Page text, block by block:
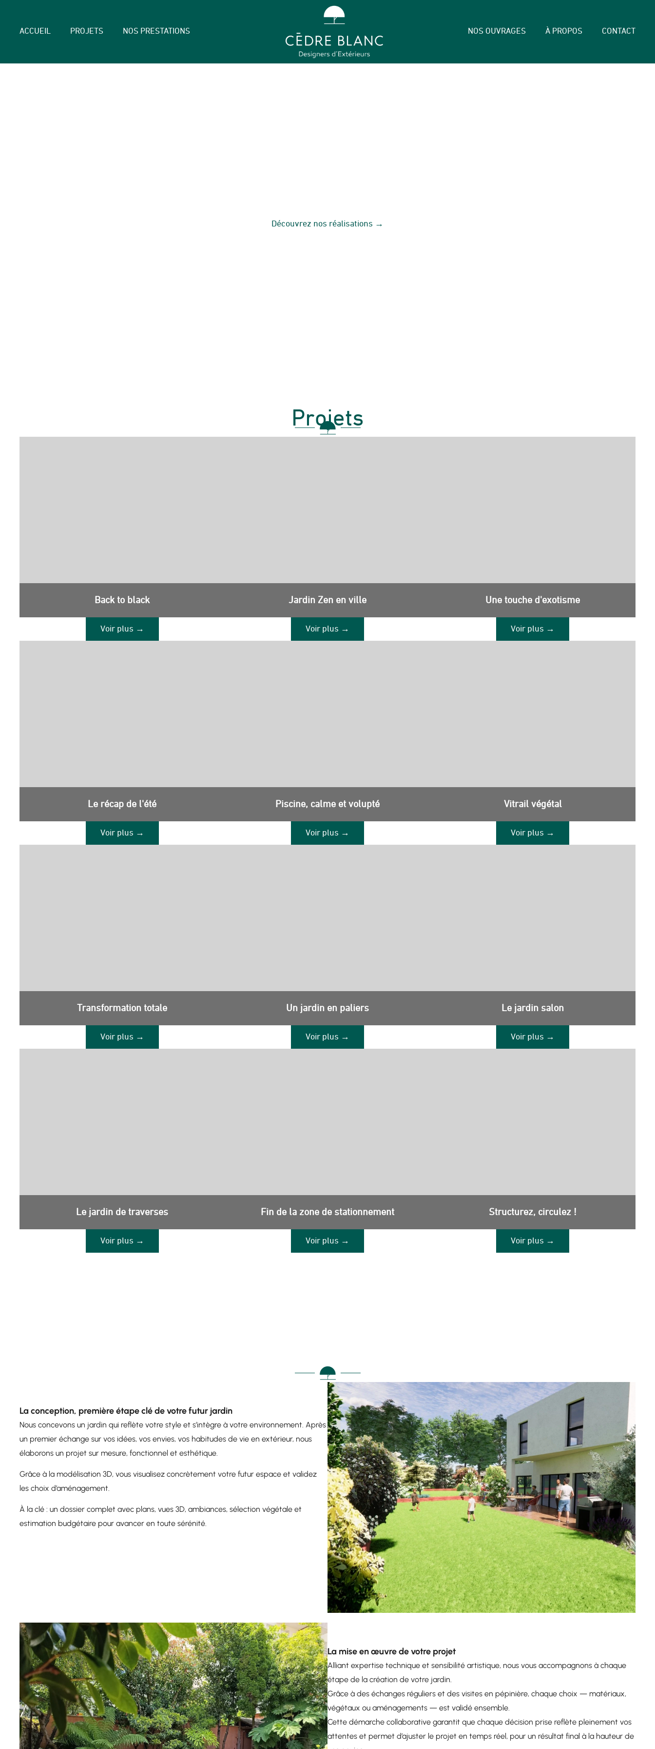
ACCUEIL PROJETS NOS PRESTATIONS NOS OUVRAGES À PROPOS CONTACT
Découvrez nos réalisations →
Projets
Back to black
Voir plus →
Jardin Zen en ville
Voir plus →
Une touche d'exotisme
Voir plus →
Le récap de l'été
Voir plus →
Piscine, calme et volupté
Voir plus →
Vitrail végétal
Voir plus →
Transformation totale
Voir plus →
Un jardin en paliers
Voir plus →
Le jardin salon
Voir plus →
Le jardin de traverses
Voir plus →
Fin de la zone de stationnement
Voir plus →
Structurez, circulez !
Voir plus →
La conception, première étape clé de votre futur jardin
Nous concevons un jardin qui reflète votre style et s’intègre à votre environnement. Après
un premier échange sur vos idées, vos envies, vos habitudes de vie en extérieur, nous
élaborons un projet sur mesure, fonctionnel et esthétique.
Grâce à la modélisation 3D, vous visualisez concrètement votre futur espace et validez
les choix d’aménagement.
À la clé : un dossier complet avec plans, vues 3D, ambiances, sélection végétale et
estimation budgétaire pour avancer en toute sérénité.
La mise en œuvre de votre projet
Alliant expertise technique et sensibilité artistique, nous vous accompagnons à chaque
étape de la création de votre jardin.
Grâce à des échanges réguliers et des visites en pépinière, chaque choix — matériaux,
végétaux ou aménagements — est validé ensemble.
Cette démarche collaborative garantit que chaque décision prise reflète pleinement vos
attentes et permet d’ajuster le projet en temps réel, pour un résultat final à la hauteur de